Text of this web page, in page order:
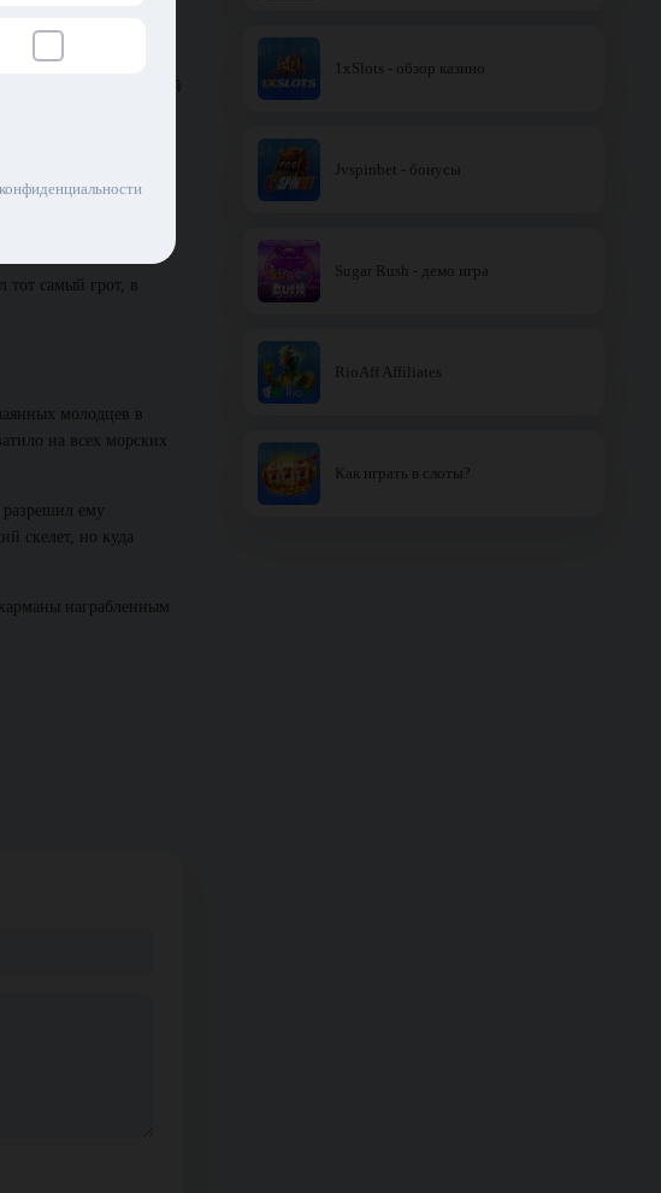
и начал палить из
брюхом кверху.
Джон Рыжебородый
в
нога человека.
тот самый грот, в
молодцев в
на всех морских
ему
скелет, но куда
награбленным
1xSlots - обзор казино
Jvspinbet - бонусы
Sugar Rush - демо игра
RioAff Affiliates
Как играть в слоты?